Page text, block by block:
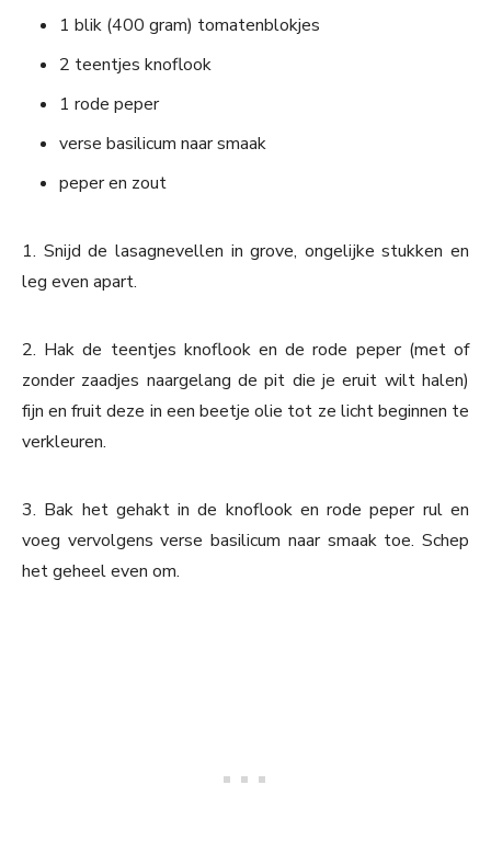
1 blik (400 gram) tomatenblokjes
2 teentjes knoflook
1 rode peper
verse basilicum naar smaak
peper en zout
1. Snijd de lasagnevellen in grove, ongelijke stukken en
leg even apart.
2. Hak de teentjes knoflook en de rode peper (met of
zonder zaadjes naargelang de pit die je eruit wilt halen)
fijn en fruit deze in een beetje olie tot ze licht beginnen te
verkleuren.
3. Bak het gehakt in de knoflook en rode peper rul en
voeg vervolgens verse basilicum naar smaak toe. Schep
het geheel even om.